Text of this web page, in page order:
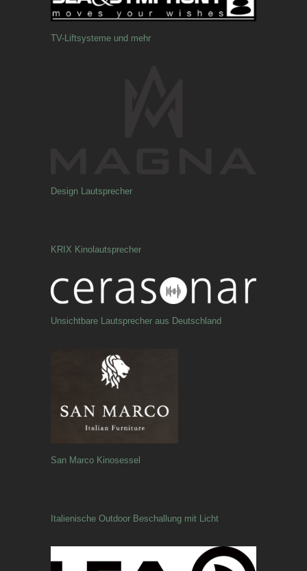
TV-Liftsysteme und mehr
Design Lautsprecher
KRIX Kinolautsprecher
Unsichtbare Lautsprecher aus Deutschland
San Marco Kinosessel
Italienische Outdoor Beschallung mit Licht